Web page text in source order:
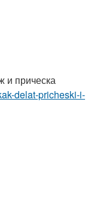
и прическа
delat-pricheski-i-